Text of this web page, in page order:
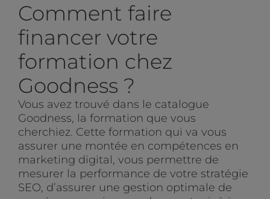
Comment faire
financer votre
formation chez
Goodness ?
Vous avez trouvé dans le catalogue
Goodness, la formation que vous
cherchiez. Cette formation qui va vous
assurer une montée en compétences en
marketing digital, vous permettre de
mesurer la performance de votre stratégie
SEO, d’assurer une gestion optimale de